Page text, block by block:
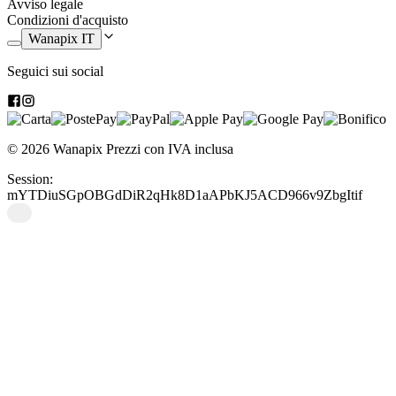
I pannelli possono essere puliti facilmente con un panno e
qualsiasi detergente multiuso.
Avviso legale
Condizioni d'acquisto
Wanapix IT
Seguici sui social
© 2026 Wanapix Prezzi con IVA inclusa
Session:
mYTDiuSGpOBGdDiR2qHk8D1aAPbKJ5ACD966v9ZbgItif